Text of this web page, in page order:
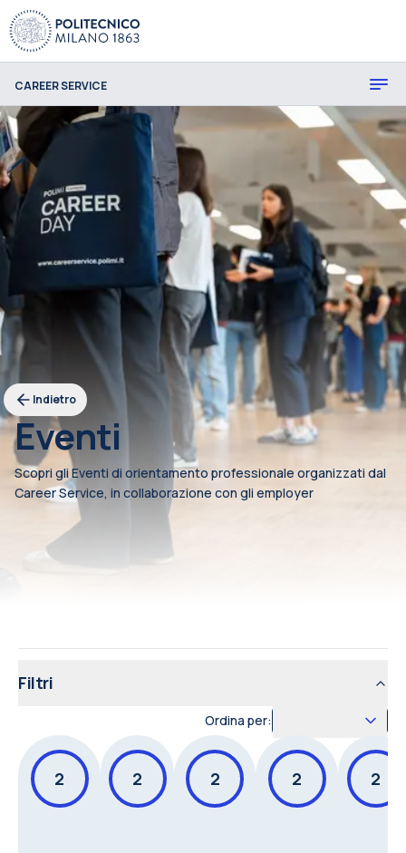
CAREER SERVICE
Indietro
Eventi
Scopri gli Eventi di orientamento professionale organizzati dal
Career Service, in collaborazione con gli employer
Filtri
Ordina per:
2 2 2 2 2